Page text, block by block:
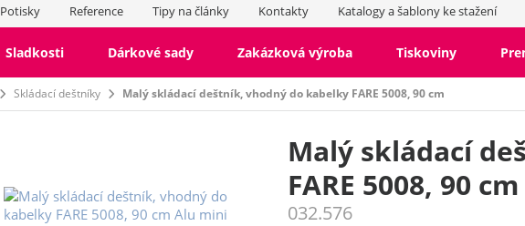
Potisky Reference Tipy na články Kontakty Katalogy a šablony ke stažení
Sladkosti Dárkové sady Zakázková výroba Tiskoviny
Skládací deštníky Malý skládací deštník, vhodný do kabelky FARE 5008, 90 cm
Malý skládací
FARE 5008, 90 cm
032.576